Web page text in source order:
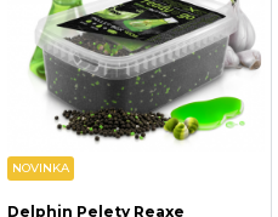
NOVINKA
Delphin Pelety Reaxe